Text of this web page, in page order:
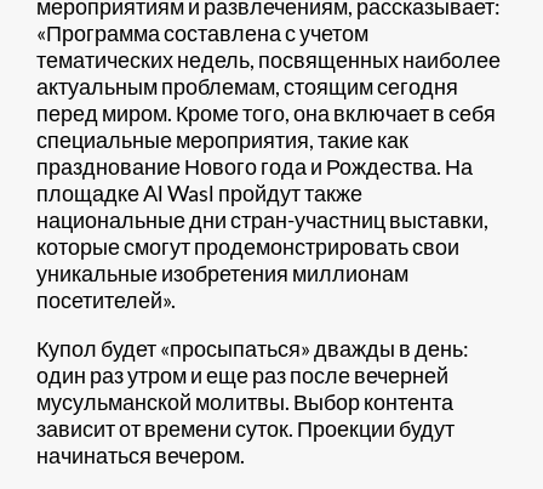
мероприятиям и развлечениям, рассказывает:
«Программа составлена с учетом
тематических недель, посвященных наиболее
актуальным проблемам, стоящим сегодня
перед миром. Кроме того, она включает в себя
специальные мероприятия, такие как
празднование Нового года и Рождества. На
площадке Al Wasl пройдут также
национальные дни стран-участниц выставки,
которые смогут продемонстрировать свои
уникальные изобретения миллионам
посетителей».
Купол будет «просыпаться» дважды в день:
один раз утром и еще раз после вечерней
мусульманской молитвы. Выбор контента
зависит от времени суток. Проекции будут
начинаться вечером.